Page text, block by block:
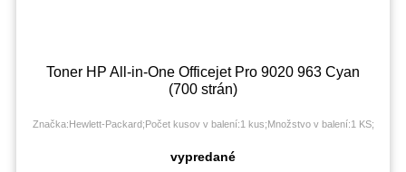
Toner HP All-in-One Officejet Pro 9020 963 Cyan
(700 strán)
Značka:Hewlett-Packard;Počet kusov v balení:1 kus;Množstvo v balení:1 KS;
vypredané